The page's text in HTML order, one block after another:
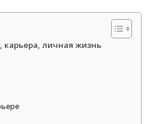
карьера, личная жизнь